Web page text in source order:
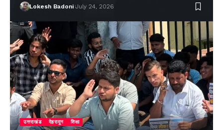
Lokesh Badoni July 24, 2026
उत्तराखंड देहरादून शिक्षा